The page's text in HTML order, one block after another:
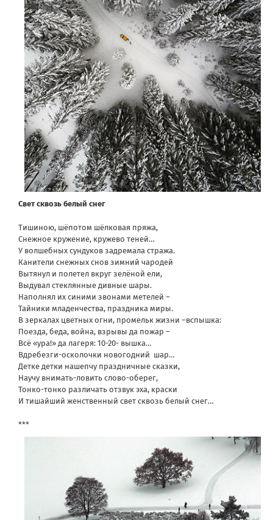
Свет сквозь белый снег
Тишиною, шёпотом шёлковая пряжа,
Снежное кружение, кружево теней…
У волшебных сундуков задремала стража.
Канители снежных снов зимний чародей
Вытянул и полетел вкруг зелёной ели,
Выдувал стеклянные дивные шары.
Наполнял их синими звонами метелей –
Тайники младенчества, праздника миры.
В зеркалах цветных огни, промельк жизни –вспышка:
Поезда, беда, война, взрывы да пожар –
Всё «ура!» да лагеря: 10-20- вышка…
Вдребезги-осколочки новогодний шар…
Детке детки нашепчу праздничные сказки,
Научу внимать-ловить слово-оберег,
Тонко-тонко различать отзвук эха, краски
И тишайший женственный свет сквозь белый снег…
***